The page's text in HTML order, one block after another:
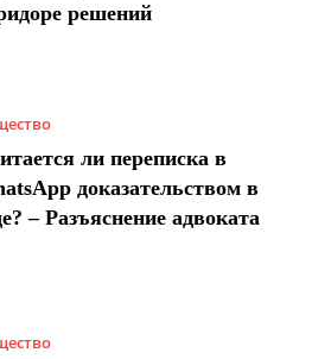
решений
ли переписка в
доказательством в
– Разъяснение адвоката